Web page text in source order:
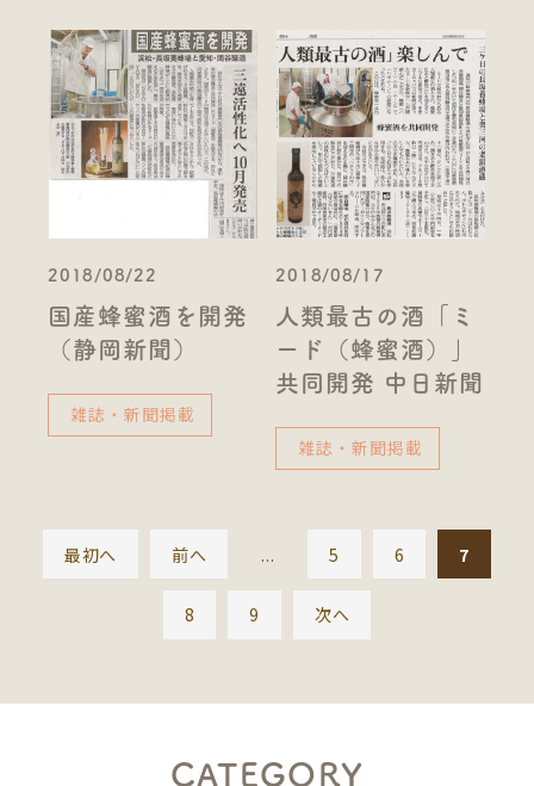
2018/08/22
国産蜂蜜酒を開発
（静岡新聞）
雑誌・新聞掲載
2018/08/17
人類最古の酒「ミ
ード（蜂蜜酒）」
共同開発 中日新聞
雑誌・新聞掲載
最初へ 前へ ... 5 6 7
8 9 次へ
CATEGORY